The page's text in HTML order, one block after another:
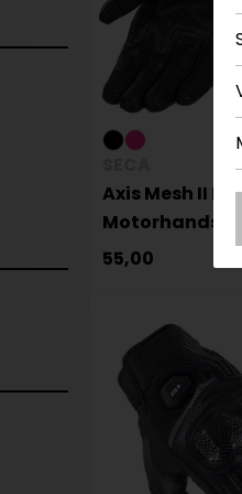
Axis Mesh II
55,00